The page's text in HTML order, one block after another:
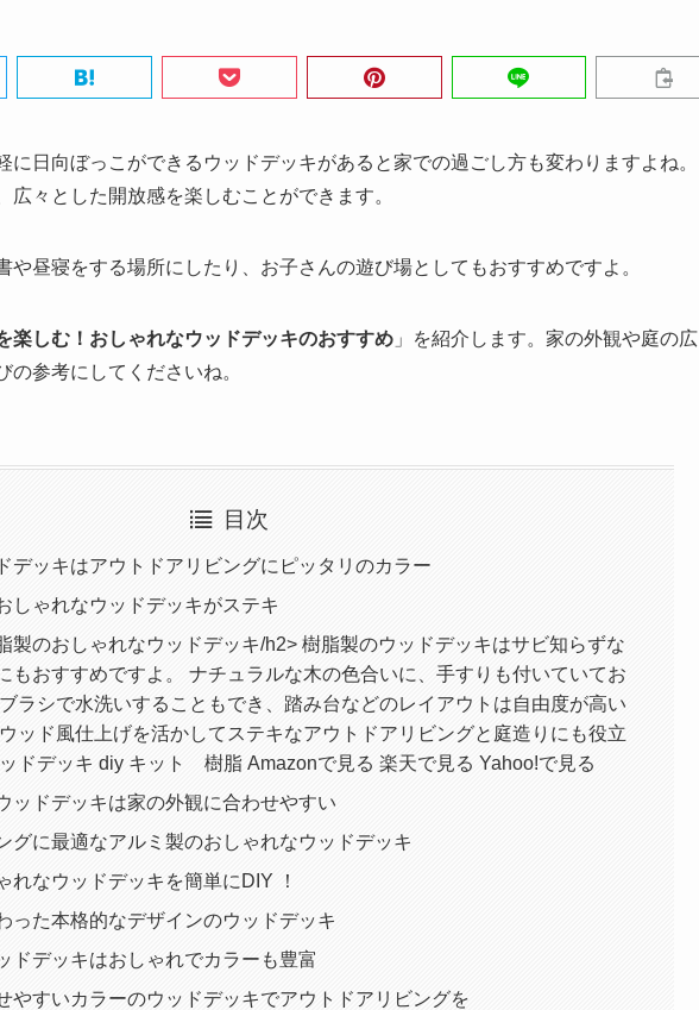
に日向ぼっこができるウッドデッキがあると家での過ごし方も変わりますよね。
広々とした開放感を楽しむことができます。
や昼寝をする場所にしたり、お子さんの遊び場としてもおすすめですよ。
楽しむ！おしゃれなウッドデッキのおすすめ 」を紹介します。家の外観や庭の広
の参考にしてくださいね。
目次
デッキはアウトドアリビングにピッタリのカラー
しゃれなウッドデッキがステキ
製のおしゃれなウッドデッキ/h2> 樹脂製のウッドデッキはサビ知らずな
もおすすめですよ。 ナチュラルな木の色合いに、手すりも付いていてお
ラシで水洗いすることもでき、踏み台などのレイアウトは自由度が高い
ッド風仕上げを活かしてステキなアウトドアリビングと庭造りにも役立
ドデッキ diy キット 樹脂 Amazonで見る 楽天で見る Yahoo!で見る
ッドデッキは家の外観に合わせやすい
グに最適なアルミ製のおしゃれなウッドデッキ
れなウッドデッキを簡単にDIY ！
った本格的なデザインのウッドデッキ
ドデッキはおしゃれでカラーも豊富
やすいカラーのウッドデッキでアウトドアリビングを